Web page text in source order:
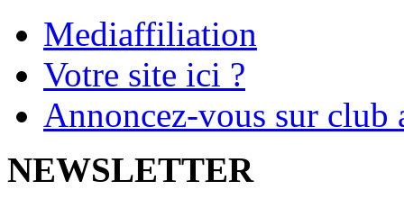
Mediaffiliation
Votre site ici ?
Annoncez-vous sur
NEWSLETTER